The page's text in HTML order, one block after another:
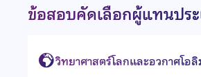
ข้อสอบคัดเลือกผู้แทนปร
วิทยาศาสตร์โลกและอวกาศโอ